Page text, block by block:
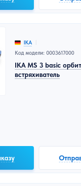
IKA
Код модели: 0003617000
IKA MS 3 basic
встряхиватель